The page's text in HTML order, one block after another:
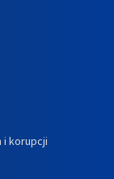
i korupcji